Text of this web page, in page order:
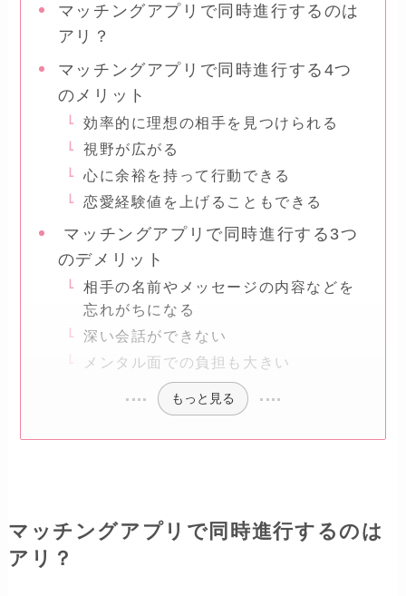
マッチングアプリで同時進行するのは
アリ？
マッチングアプリで同時進行する4つ
のメリット
効率的に理想の相手を見つけられる
視野が広がる
心に余裕を持って行動できる
恋愛経験値を上げることもできる
マッチングアプリで同時進行する3つ
のデメリット
相手の名前やメッセージの内容などを
忘れがちになる
深い会話ができない
メンタル面での負担も大きい
もっと見る
マッチングアプリで同時進行するのは
アリ？